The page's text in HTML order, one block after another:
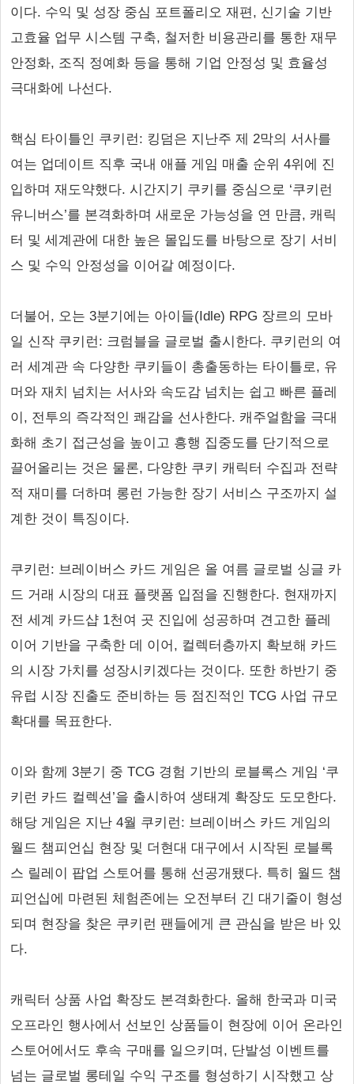
이다. 수익 및 성장 중심 포트폴리오 재편, 신기술 기반
고효율 업무 시스템 구축, 철저한 비용관리를 통한 재무
안정화, 조직 정예화 등을 통해 기업 안정성 및 효율성
극대화에 나선다.
핵심 타이틀인 쿠키런: 킹덤은 지난주 제 2막의 서사를
여는 업데이트 직후 국내 애플 게임 매출 순위 4위에 진
입하며 재도약했다. 시간지기 쿠키를 중심으로 ‘쿠키런
유니버스’를 본격화하며 새로운 가능성을 연 만큼, 캐릭
터 및 세계관에 대한 높은 몰입도를 바탕으로 장기 서비
스 및 수익 안정성을 이어갈 예정이다.
더불어, 오는 3분기에는 아이들(Idle) RPG 장르의 모바
일 신작 쿠키런: 크럼블을 글로벌 출시한다. 쿠키런의 여
러 세계관 속 다양한 쿠키들이 총출동하는 타이틀로, 유
머와 재치 넘치는 서사와 속도감 넘치는 쉽고 빠른 플레
이, 전투의 즉각적인 쾌감을 선사한다. 캐주얼함을 극대
화해 초기 접근성을 높이고 흥행 집중도를 단기적으로
끌어올리는 것은 물론, 다양한 쿠키 캐릭터 수집과 전략
적 재미를 더하며 롱런 가능한 장기 서비스 구조까지 설
계한 것이 특징이다.
쿠키런: 브레이버스 카드 게임은 올 여름 글로벌 싱글 카
드 거래 시장의 대표 플랫폼 입점을 진행한다. 현재까지
전 세계 카드샵 1천여 곳 진입에 성공하며 견고한 플레
이어 기반을 구축한 데 이어, 컬렉터층까지 확보해 카드
의 시장 가치를 성장시키겠다는 것이다. 또한 하반기 중
유럽 시장 진출도 준비하는 등 점진적인 TCG 사업 규모
확대를 목표한다.
이와 함께 3분기 중 TCG 경험 기반의 로블록스 게임 ‘쿠
키런 카드 컬렉션’을 출시하여 생태계 확장도 도모한다.
해당 게임은 지난 4월 쿠키런: 브레이버스 카드 게임의
월드 챔피언십 현장 및 더현대 대구에서 시작된 로블록
스 릴레이 팝업 스토어를 통해 선공개됐다. 특히 월드 챔
피언십에 마련된 체험존에는 오전부터 긴 대기줄이 형성
되며 현장을 찾은 쿠키런 팬들에게 큰 관심을 받은 바 있
다.
캐릭터 상품 사업 확장도 본격화한다. 올해 한국과 미국
오프라인 행사에서 선보인 상품들이 현장에 이어 온라인
스토어에서도 후속 구매를 일으키며, 단발성 이벤트를
넘는 글로벌 롱테일 수익 구조를 형성하기 시작했고 상